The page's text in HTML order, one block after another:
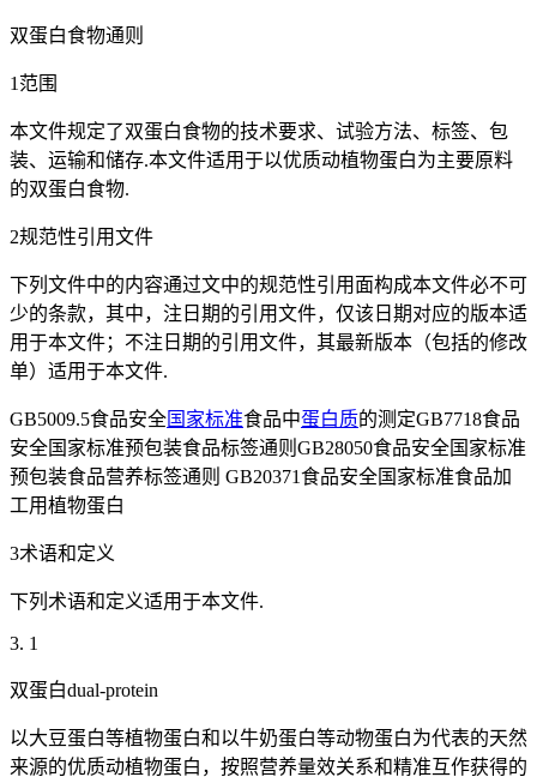
双蛋白食物通则
1范围
本文件规定了双蛋白食物的技术要求、试验方法、标签、包
装、运输和储存.本文件适用于以优质动植物蛋白为主要原料
的双蛋白食物.
2规范性引用文件
下列文件中的内容通过文中的规范性引用面构成本文件必不可
少的条款，其中，注日期的引用文件，仅该日期对应的版本适
用于本文件；不注日期的引用文件，其最新版本（包括的修改
单）适用于本文件.
GB5009.5食品安全国家标准食品中蛋白质的测定GB7718食品
安全国家标准预包装食品标签通则GB28050食品安全国家标准
预包装食品营养标签通则 GB20371食品安全国家标准食品加
工用植物蛋白
3术语和定义
下列术语和定义适用于本文件.
3. 1
双蛋白dual-protein
以大豆蛋白等植物蛋白和以牛奶蛋白等动物蛋白为代表的天然
来源的优质动植物蛋白，按照营养量效关系和精准互作获得的